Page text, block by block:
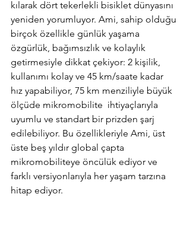
kılarak dört tekerlekli bisiklet dünyasını
yeniden yorumluyor. Ami, sahip olduğu
birçok özellikle günlük yaşama
özgürlük, bağımsızlık ve kolaylık
getirmesiyle dikkat çekiyor: 2 kişilik,
kullanımı kolay ve 45 km/saate kadar
hız yapabiliyor, 75 km menziliyle büyük
ölçüde mikromobilite  ihtiyaçlarıyla
uyumlu ve standart bir prizden şarj
edilebiliyor. Bu özellikleriyle Ami, üst
üste beş yıldır global çapta
mikromobiliteye öncülük ediyor ve
farklı versiyonlarıyla her yaşam tarzına
hitap ediyor.